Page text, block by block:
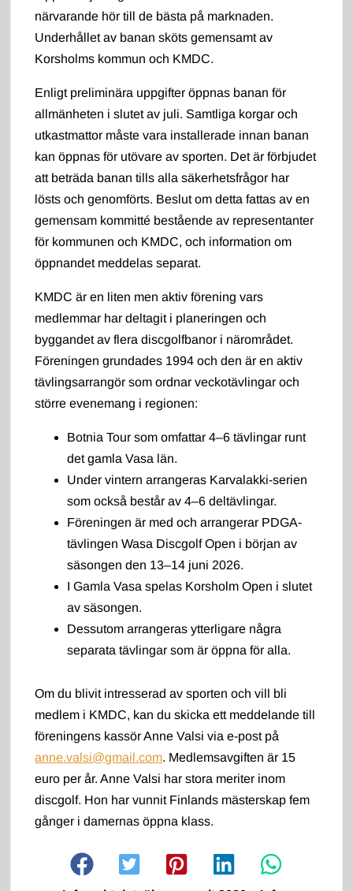
närvarande hör till de bästa på marknaden.
Underhållet av banan sköts gemensamt av
Korsholms kommun och KMDC.
Enligt preliminära uppgifter öppnas banan för
allmänheten i slutet av juli. Samtliga korgar och
utkastmattor måste vara installerade innan banan
kan öppnas för utövare av sporten. Det är förbjudet
att beträda banan tills alla säkerhetsfrågor har
lösts och genomförts. Beslut om detta fattas av en
gemensam kommitté bestående av representanter
för kommunen och KMDC, och information om
öppnandet meddelas separat.
KMDC är en liten men aktiv förening vars
medlemmar har deltagit i planeringen och
byggandet av flera discgolfbanor i närområdet.
Föreningen grundades 1994 och den är en aktiv
tävlingsarrangör som ordnar veckotävlingar och
större evenemang i regionen:
Botnia Tour som omfattar 4–6 tävlingar runt
det gamla Vasa län.
Under vintern arrangeras Karvalakki-serien
som också består av 4–6 deltävlingar.
Föreningen är med och arrangerar PDGA-
tävlingen Wasa Discgolf Open i början av
säsongen den 13–14 juni 2026.
I Gamla Vasa spelas Korsholm Open i slutet
av säsongen.
Dessutom arrangeras ytterligare några
separata tävlingar som är öppna för alla.
Om du blivit intresserad av sporten och vill bli
medlem i KMDC, kan du skicka ett meddelande till
föreningens kassör Anne Valsi via e-post på
anne.valsi@gmail.com. Medlemsavgiften är 15
euro per år. Anne Valsi har stora meriter inom
discgolf. Hon har vunnit Finlands mästerskap fem
gånger i damernas öppna klass.